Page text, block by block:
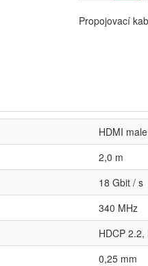
Propojovací
HDMI
2,0 m
18 Gbit / s
340 MHz
HDCP
0,25 mm